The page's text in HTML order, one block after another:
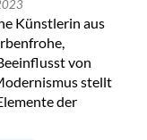
Künstlerin aus
von
stellt
der
von Beatriz Milhazes“